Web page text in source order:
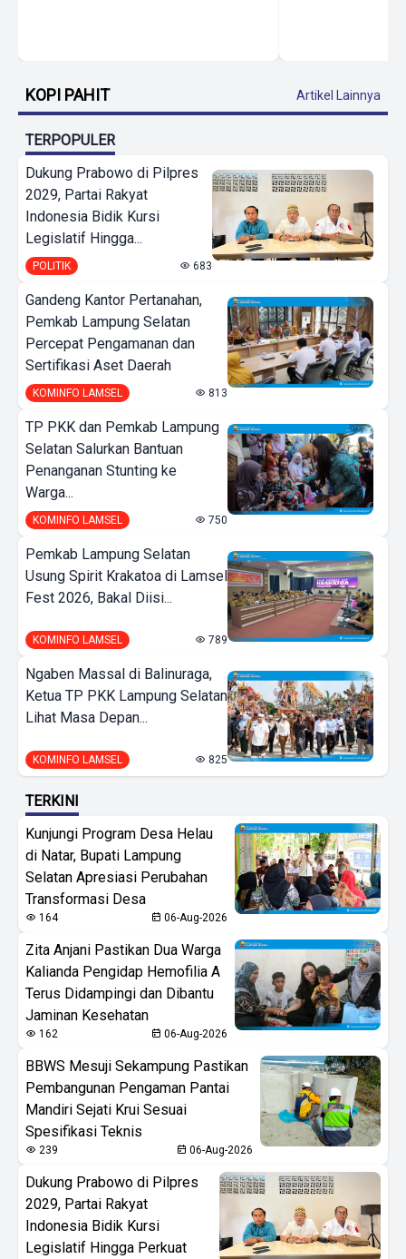
KOPI PAHIT Artikel Lainnya
TERPOPULER
Dukung Prabowo di Pilpres
2029, Partai Rakyat
Indonesia Bidik Kursi
Legislatif Hingga...
POLITIK 683
Gandeng Kantor Pertanahan,
Pemkab Lampung Selatan
Percepat Pengamanan dan
Sertifikasi Aset Daerah
KOMINFO LAMSEL 813
TP PKK dan Pemkab Lampung
Selatan Salurkan Bantuan
Penanganan Stunting ke
Warga...
KOMINFO LAMSEL 750
Pemkab Lampung Selatan
Usung Spirit Krakatoa di Lamsel
Fest 2026, Bakal Diisi...
KOMINFO LAMSEL 789
Ngaben Massal di Balinuraga,
Ketua TP PKK Lampung Selatan
Lihat Masa Depan...
KOMINFO LAMSEL 825
TERKINI
Kunjungi Program Desa Helau
di Natar, Bupati Lampung
Selatan Apresiasi Perubahan
Transformasi Desa
164 06-Aug-2026
Zita Anjani Pastikan Dua Warga
Kalianda Pengidap Hemofilia A
Terus Didampingi dan Dibantu
Jaminan Kesehatan
162 06-Aug-2026
BBWS Mesuji Sekampung Pastikan
Pembangunan Pengaman Pantai
Mandiri Sejati Krui Sesuai
Spesifikasi Teknis
239 06-Aug-2026
Dukung Prabowo di Pilpres
2029, Partai Rakyat
Indonesia Bidik Kursi
Legislatif Hingga Perkuat